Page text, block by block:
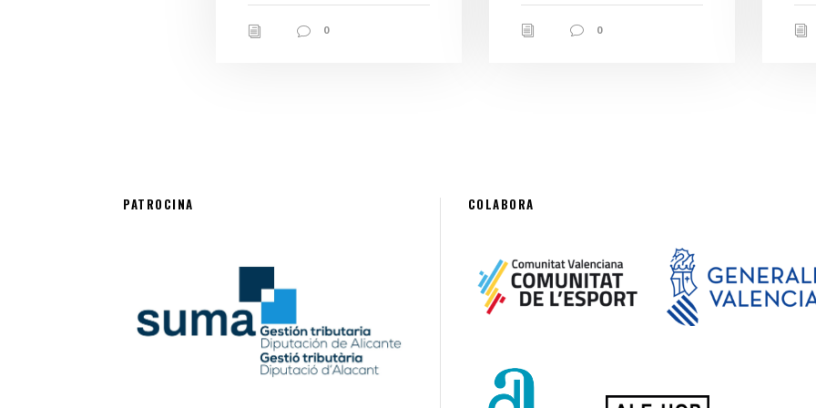
0 0
PATROCINA COLABORA